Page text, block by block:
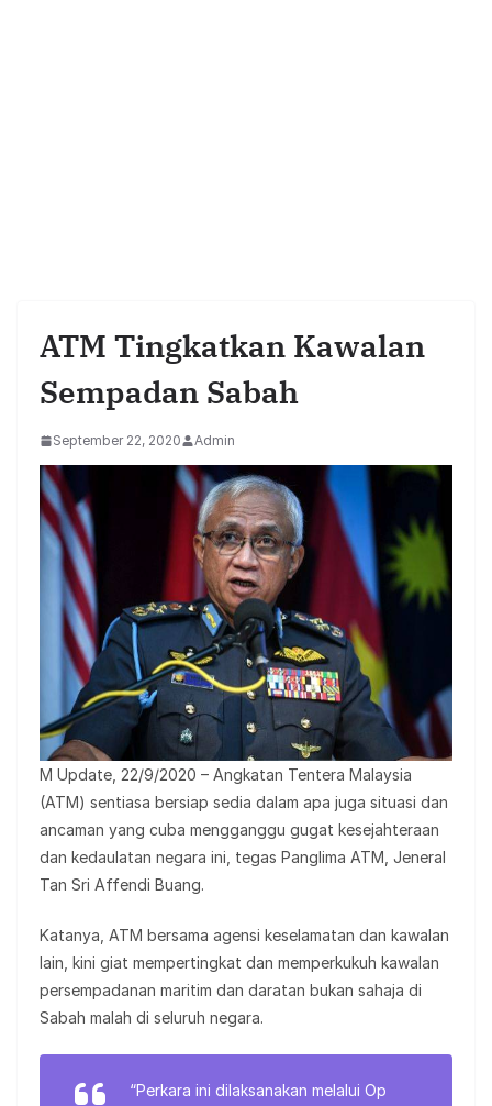
ATM Tingkatkan Kawalan
Sempadan Sabah
September 22, 2020 Admin
M Update, 22/9/2020 – Angkatan Tentera Malaysia
(ATM) sentiasa bersiap sedia dalam apa juga situasi dan
ancaman yang cuba mengganggu gugat kesejahteraan
dan kedaulatan negara ini, tegas Panglima ATM, Jeneral
Tan Sri Affendi Buang.
Katanya, ATM bersama agensi keselamatan dan kawalan
lain, kini giat mempertingkat dan memperkukuh kawalan
persempadanan maritim dan daratan bukan sahaja di
Sabah malah di seluruh negara.
“Perkara ini dilaksanakan melalui Op